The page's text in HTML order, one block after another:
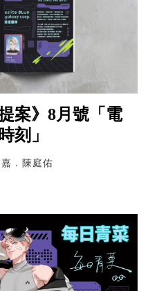
案》8月號「電
刻」
．陳庭佑